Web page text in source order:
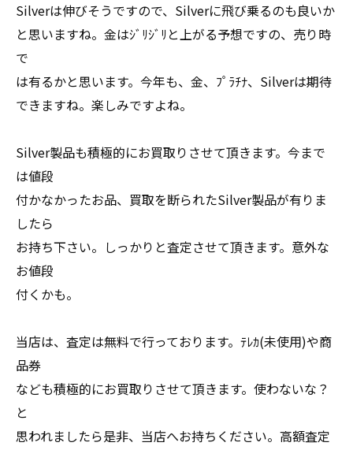
Silverは伸びそうですので、Silverに飛び乗るのも良いか
と思いますね。金はｼﾞﾘｼﾞﾘと上がる予想ですの、売り時
で
は有るかと思います。今年も、金、ﾌﾟﾗﾁﾅ、Silverは期待
できますね。楽しみですよね。
Silver製品も積極的にお買取りさせて頂きます。今まで
は値段
付かなかったお品、買取を断られたSilver製品が有りま
したら
お持ち下さい。しっかりと査定させて頂きます。意外な
お値段
付くかも。
当店は、査定は無料で行っております。ﾃﾚｶ(未使用)や商
品券
なども積極的にお買取りさせて頂きます。使わないな？
と
思われましたら是非、当店へお持ちください。高額査定